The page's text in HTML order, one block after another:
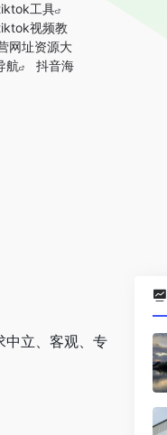
工具
视频教
网址资源大
航
抖音海
中立、客观、专